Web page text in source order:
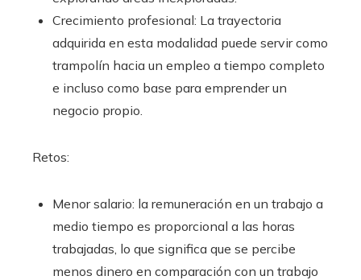
Crecimiento profesional: La trayectoria
adquirida en esta modalidad puede servir como
trampolín hacia un empleo a tiempo completo
e incluso como base para emprender un
negocio propio.
Retos:
Menor salario: la remuneración en un trabajo a
medio tiempo es proporcional a las horas
trabajadas, lo que significa que se percibe
menos dinero en comparación con un trabajo